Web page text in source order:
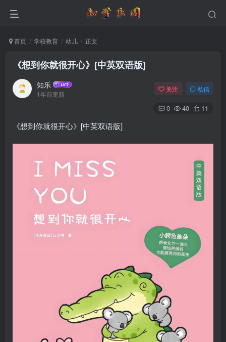
首页 学校教育 幼儿 正文
《想到你就很开心》[中英双语版]
知乐
1年前更新
关注 私信
0 40 11
《想到你就很开心》[中英双语版]